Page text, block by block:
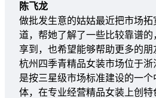
陈飞龙
做批发生意的姑姑最近把市场
道，帮她了解了一些比较靠谱
享到，也希望能够帮助更多的朋
杭州四季青精品女装市场位于
是按三星级市场标准建设的一
体，在专业经营精品女装上创